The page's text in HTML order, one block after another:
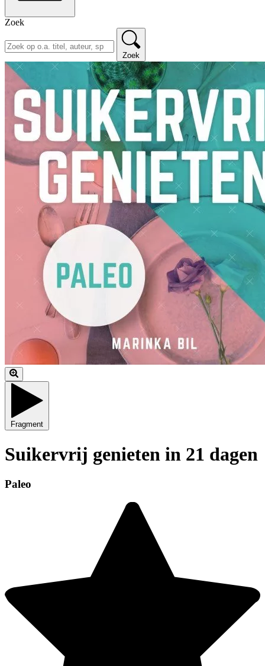
Zoek
Zoek
Fragment
Suikervrij genieten in 21 dagen
Paleo